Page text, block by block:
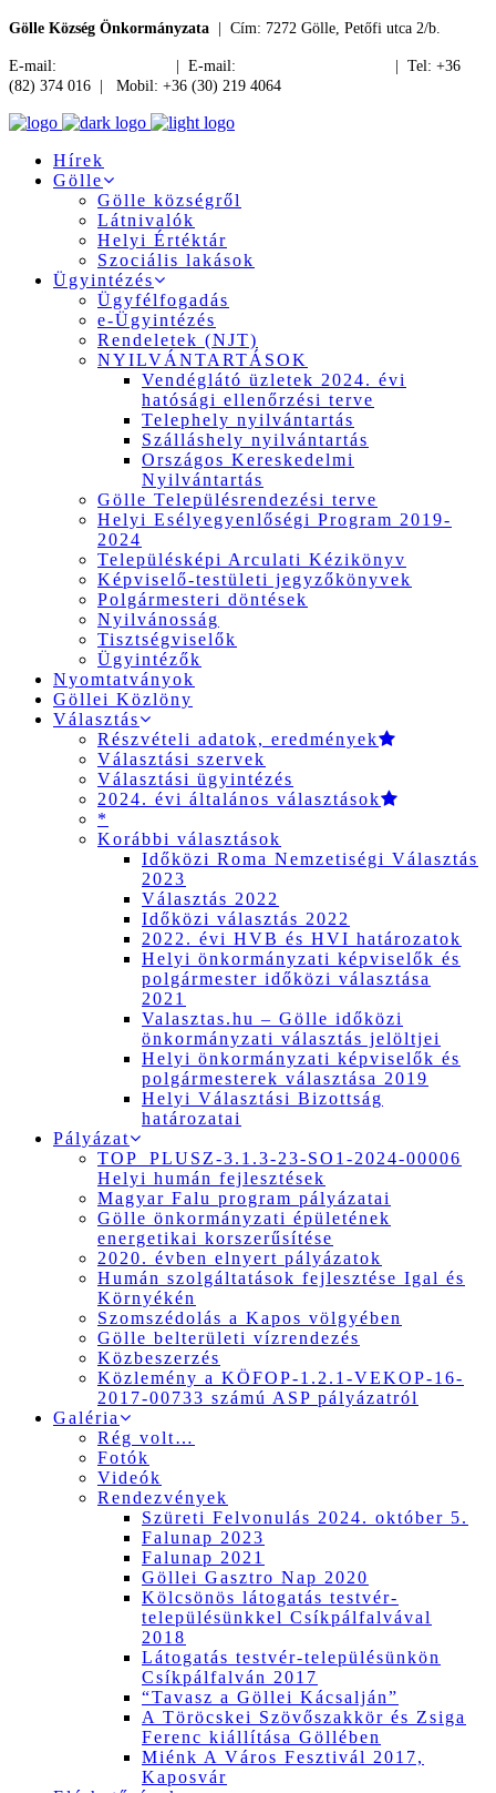
Gölle Község Önkormányzata | Cím: 7272 Gölle, Petőfi utca 2/b.
E-mail: | E-mail:
| Tel: +36
(82) 374 016 | Mobil: +36 (30) 219 4064
Hírek
Gölle
Gölle községről
Látnivalók
Helyi Értéktár
Szociális lakások
Ügyintézés
Ügyfélfogadás
e-Ügyintézés
Rendeletek (NJT)
NYILVÁNTARTÁSOK
Vendéglátó üzletek 2024. évi
hatósági ellenőrzési terve
Telephely nyilvántartás
Szálláshely nyilvántartás
Országos Kereskedelmi
Nyilvántartás
Gölle Településrendezési terve
Helyi Esélyegyenlőségi Program 2019-
2024
Településképi Arculati Kézikönyv
Képviselő-testületi jegyzőkönyvek
Polgármesteri döntések
Nyilvánosság
Tisztségviselők
Ügyintézők
Nyomtatványok
Göllei Közlöny
Választás
Részvételi adatok, eredmények
Választási szervek
Választási ügyintézés
2024. évi általános választások
*
Korábbi választások
Időközi Roma Nemzetiségi Választás
2023
Választás 2022
Időközi választás 2022
2022. évi HVB és HVI határozatok
Helyi önkormányzati képviselők és
polgármester időközi választása
2021
Valasztas.hu – Gölle időközi
önkormányzati választás jelöltjei
Helyi önkormányzati képviselők és
polgármesterek választása 2019
Helyi Választási Bizottság
határozatai
Pályázat
TOP_PLUSZ-3.1.3-23-SO1-2024-00006
Helyi humán fejlesztések
Magyar Falu program pályázatai
Gölle önkormányzati épületének
energetikai korszerűsítése
2020. évben elnyert pályázatok
Humán szolgáltatások fejlesztése Igal és
Környékén
Szomszédolás a Kapos völgyében
Gölle belterületi vízrendezés
Közbeszerzés
Közlemény a KÖFOP-1.2.1-VEKOP-16-
2017-00733 számú ASP pályázatról
Galéria
Rég volt…
Fotók
Videók
Rendezvények
Szüreti Felvonulás 2024. október 5.
Falunap 2023
Falunap 2021
Göllei Gasztro Nap 2020
Kölcsönös látogatás testvér-
településünkkel Csíkpálfalvával
2018
Látogatás testvér-településünkön
Csíkpálfalván 2017
“Tavasz a Göllei Kácsalján”
A Töröcskei Szövőszakkör és Zsiga
Ferenc kiállítása Göllében
Miénk A Város Fesztivál 2017,
Kaposvár